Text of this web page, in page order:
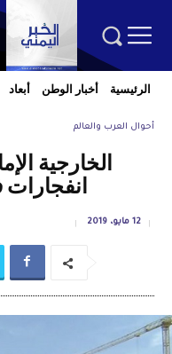
الرئيسية أخبار الوطن أبعاد
أحوال العرب والعالم
الخارجية
انفجارات
12 مايو، 2019